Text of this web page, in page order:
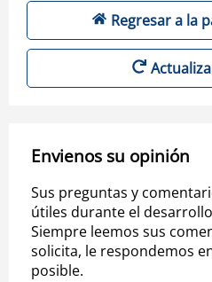
Regresar a la
Envienos su opinión
Sus preguntas y
útiles durante el
Siempre leemos sus
solicita, le respondemos
posible.